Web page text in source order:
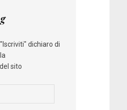
dichiaro di
sito